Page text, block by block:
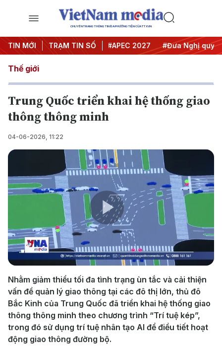
CHUYÊN TRANG THÔNG TIN ĐA PHƯƠNG TIỆN CỦA TTXVN
TIN MỚI TRẠM TIN SỐ
#Hội nghị Trung ương 3 #APEC 2027 #Đưa Nghị quyết
Thế giới
Trung Quốc triển khai hệ thống giao
thông thông minh
04-06-2026, 11:22
Play
Video
Nhằm giảm thiểu tối đa tình trạng ùn tắc và cải thiện
vấn đề quản lý giao thông tại các đô thị lớn, thủ đô
Bắc Kinh của Trung Quốc đã triển khai hệ thống giao
thông thông minh theo chương trình “Trí tuệ kép”,
trong đó sử dụng trí tuệ nhân tạo AI để điều tiết hoạt
động giao thông đường bộ.